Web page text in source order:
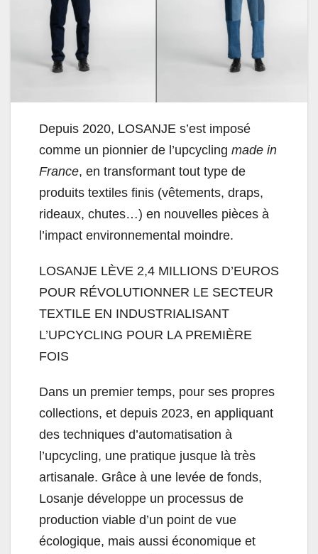
Depuis 2020, LOSANJE s’est imposé
comme un pionnier de l’upcycling made in
France, en transformant tout type de
produits textiles finis (vêtements, draps,
rideaux, chutes…) en nouvelles pièces à
l’impact environnemental moindre.
LOSANJE LÈVE 2,4 MILLIONS D’EUROS
POUR RÉVOLUTIONNER LE SECTEUR
TEXTILE EN INDUSTRIALISANT
L’UPCYCLING POUR LA PREMIÈRE
FOIS
Dans un premier temps, pour ses propres
collections, et depuis 2023, en appliquant
des techniques d’automatisation à
l’upcycling, une pratique jusque là très
artisanale. Grâce à une levée de fonds,
Losanje développe un processus de
production viable d’un point de vue
écologique, mais aussi économique et